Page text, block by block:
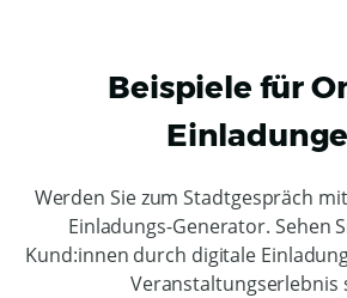
Beispiele für
Werden Sie zum Stadtgespräch
Einladungs-Generator. Sehen
Kund:innen durch digitale
Veranstaltungserlebnis